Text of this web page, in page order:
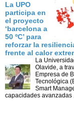
La UPO
participa en
el proyecto
‘barcelona a
50 ºC’ para
reforzar la
frente al calor
La
Olavide, a
Empresa de
Tecnológica
Smart
capacidades avanzadas